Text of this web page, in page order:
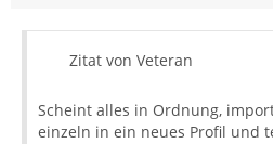
Zitat von Veteran
Scheint alles in Ordnung,
einzeln in ein neues Profil und